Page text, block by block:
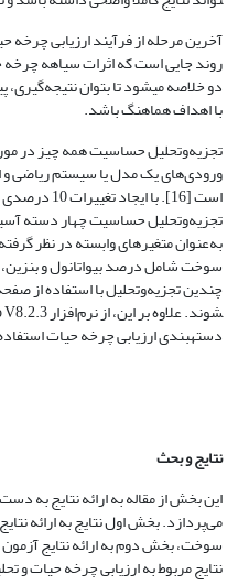
آخرین مرحله از فرآیند ارزیابی
روند جایی است که اثرات سیاهه چرخه
دو خلاصه می­شود تا بتوان نتیجه‌گیری،
با اهداف هماهنگ باشد.
تجزیه‌وتحلیل حساسیت همه چیز در
ورودی‌های یک مدل یا سیستم ریاضی و
است [16]. با
تجزیه‌وتحلیل حساسیت چهار دسته
به‌عنوان متغیرهای وابسته در نظر
سوخت شامل درصد بیواتانول و بنزین،
دسته­بندی ارزیابی چرخه حیات
نتایج و بحث
این بخش از مقاله به ارائه نتایج به
می‌پردازد. بخش اول نتایج به ارائه
سوخت، بخش دوم به ارائه نتایج
نتایج مربوط به ارزیابی چرخه حیات و